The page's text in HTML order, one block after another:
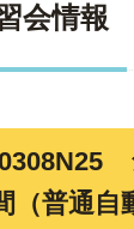
会情報
（普通自